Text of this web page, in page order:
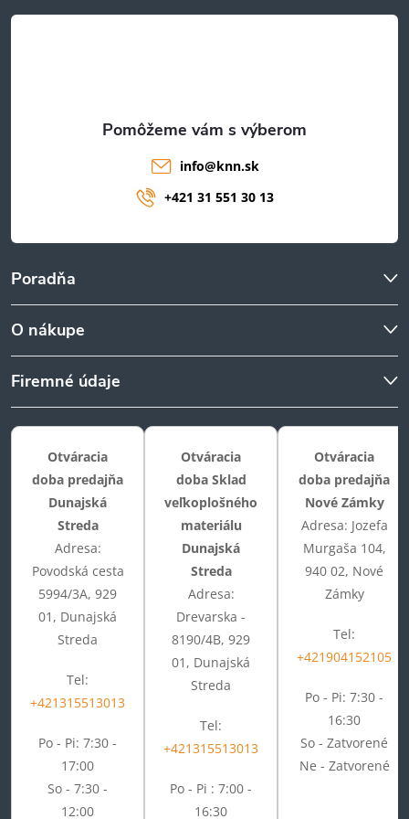
t
Poradňa
O nákupe
Firemné údaje
info@knn.sk
+421 31 551 30 13
Otváracia
doba predajňa
Dunajská
Streda
Adresa:
Povodská cesta
5994/3A, 929
01, Dunajská
Streda
Tel:
+421315513013
Po - Pi: 7:30 -
17:00
So - 7:30 -
12:00
Otváracia
doba Sklad
veľkoplošného
materiálu
Dunajská
Streda
Adresa:
Drevarska -
8190/4B, 929
01, Dunajská
Streda
Tel:
+421315513013
Po - Pi : 7:00 -
16:30
Otváracia
doba predajňa
Nové Zámky
Adresa: Jozefa
Murgaša 104,
940 02, Nové
Zámky
Tel:
+421904152105
Po - Pi: 7:30 -
16:30
So - Zatvorené
Ne - Zatvorené